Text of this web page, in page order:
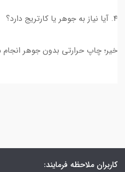
۴. آیا نیاز به جوهر یا کارتریج دارد؟
خیر؛ چاپ حرارتی بدون جوهر
کاربران ملاحظه فرمایند: